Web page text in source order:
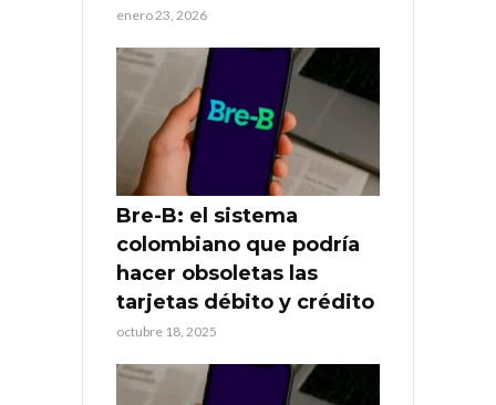
enero 23, 2026
Bre-B: el sistema
colombiano que podría
hacer obsoletas las
tarjetas débito y crédito
octubre 18, 2025